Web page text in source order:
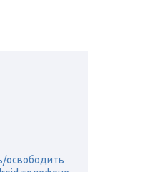
освободить